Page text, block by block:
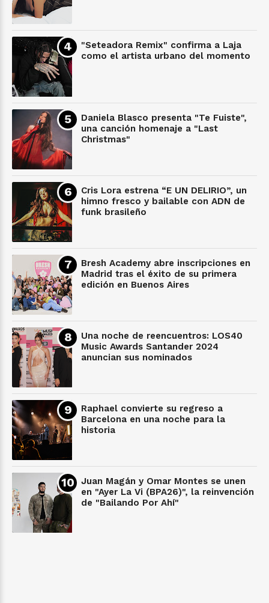
"Seteadora Remix" confirma a Laja
como el artista urbano del momento
Daniela Blasco presenta "Te Fuiste",
una canción homenaje a "Last
Christmas"
Cris Lora estrena “E UN DELIRIO”, un
himno fresco y bailable con ADN de
funk brasileño
Bresh Academy abre inscripciones en
Madrid tras el éxito de su primera
edición en Buenos Aires
Una noche de reencuentros: LOS40
Music Awards Santander 2024
anuncian sus nominados
Raphael convierte su regreso a
Barcelona en una noche para la
historia
Juan Magán y Omar Montes se unen
en "Ayer La Vi (BPA26)", la reinvención
de "Bailando Por Ahí"